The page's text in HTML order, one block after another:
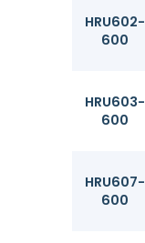
HRU602-
600
HRU603-
600
HRU607-
600